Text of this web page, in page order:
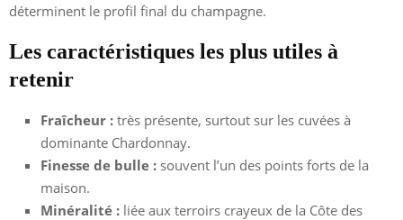
déterminent le profil final du champagne.
Les caractéristiques les plus utiles à
retenir
Fraîcheur : très présente, surtout sur les cuvées à
dominante Chardonnay.
Finesse de bulle : souvent l’un des points forts de la
maison.
Minéralité : liée aux terroirs crayeux de la Côte des